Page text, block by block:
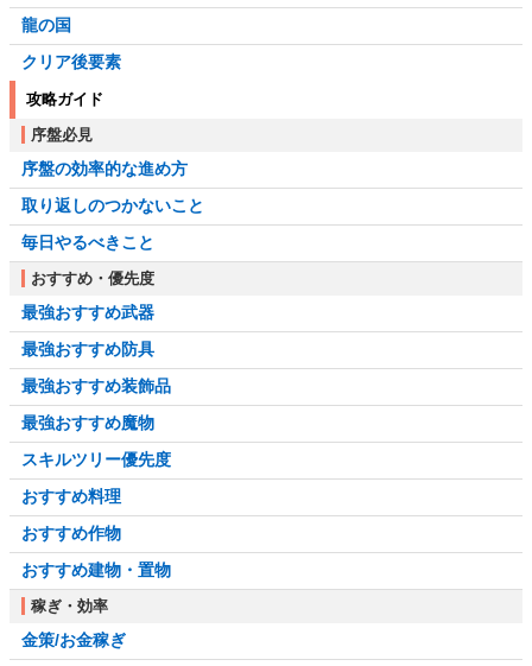
龍の国
クリア後要素
攻略ガイド
序盤必見
序盤の効率的な進め方
取り返しのつかないこと
毎日やるべきこと
おすすめ・優先度
最強おすすめ武器
最強おすすめ防具
最強おすすめ装飾品
最強おすすめ魔物
スキルツリー優先度
おすすめ料理
おすすめ作物
おすすめ建物・置物
稼ぎ・効率
金策/お金稼ぎ